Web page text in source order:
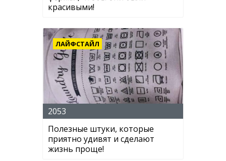
красивыми!
ЛАЙФСТАЙЛ
2053
Полезные штуки, которые
приятно удивят и сделают
жизнь проще!